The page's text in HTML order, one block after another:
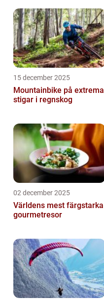
är raukarna. Dessa
har for...
15 december 2025
Mountainbike på extrema
stigar i regnskog
02 december 2025
Världens mest färgstarka
gourmetresor